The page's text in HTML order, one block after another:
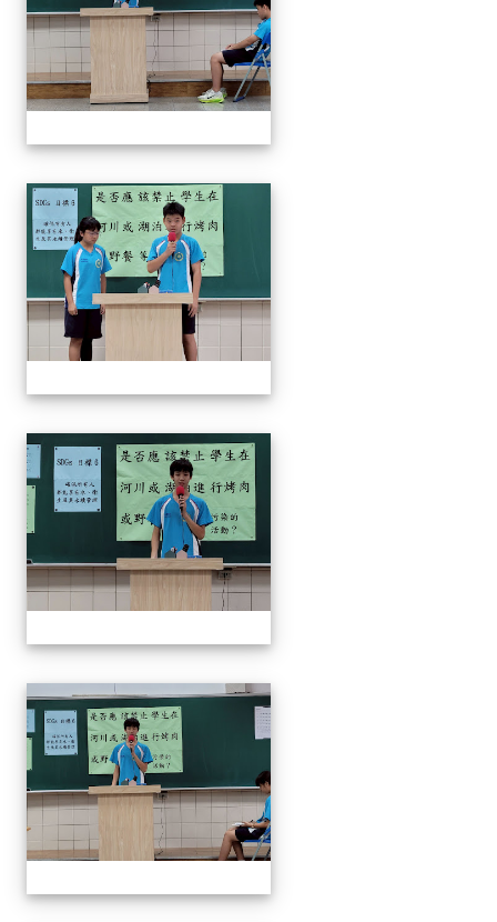
奧瑞岡辯論比賽
奧瑞岡辯論比賽
奧瑞岡辯論比賽